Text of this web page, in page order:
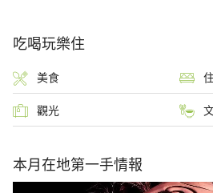
吃喝玩樂住
美食
觀光
本月在地第一手情報